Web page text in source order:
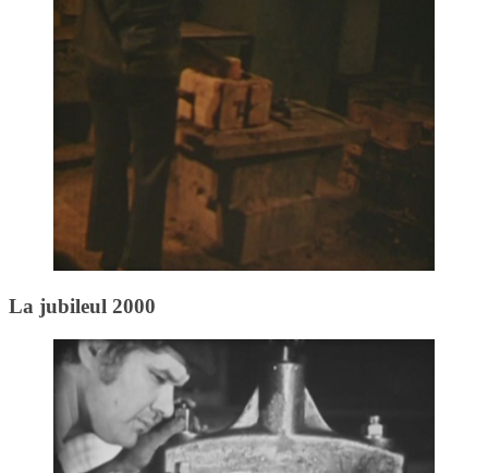
La jubileul 2000